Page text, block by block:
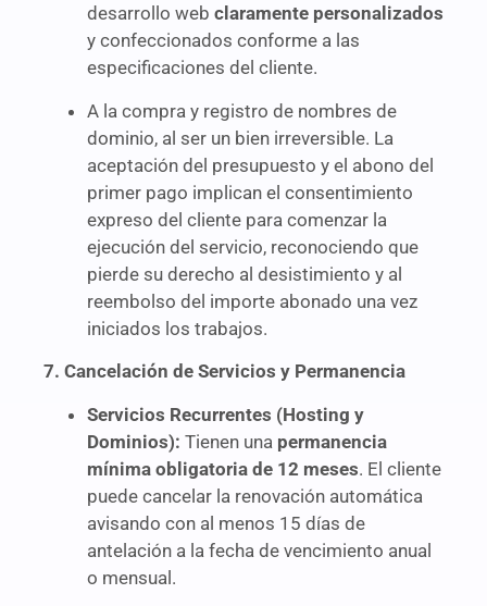
desarrollo web claramente personalizados
y confeccionados conforme a las
especificaciones del cliente.
A la compra y registro de nombres de
dominio, al ser un bien irreversible. La
aceptación del presupuesto y el abono del
primer pago implican el consentimiento
expreso del cliente para comenzar la
ejecución del servicio, reconociendo que
pierde su derecho al desistimiento y al
reembolso del importe abonado una vez
iniciados los trabajos.
7. Cancelación de Servicios y Permanencia
Servicios Recurrentes (Hosting y
Dominios): Tienen una permanencia
mínima obligatoria de 12 meses. El cliente
puede cancelar la renovación automática
avisando con al menos 15 días de
antelación a la fecha de vencimiento anual
o mensual.